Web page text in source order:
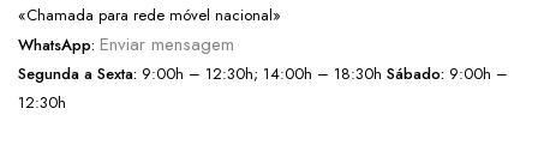
«Chamada para rede móvel nacional»
WhatsApp: Enviar mensagem
Segunda a Sexta: 9:00h – 12:30h; 14:00h – 18:30h Sábado: 9:00h –
12:30h